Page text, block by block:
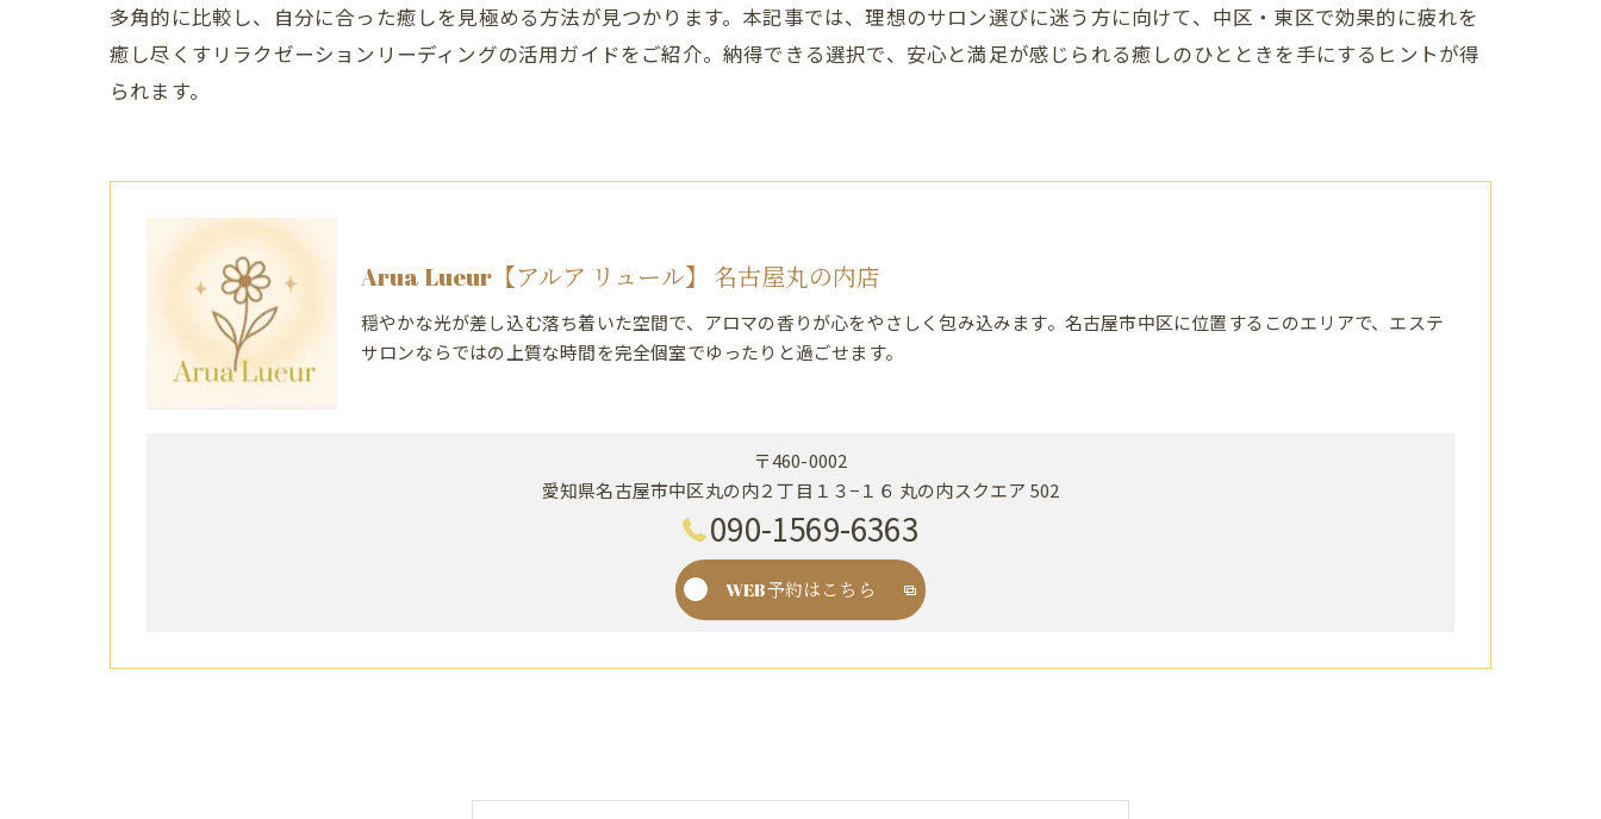
多角的に比較し、自分に合った癒しを見極める方法が見つかります。本記事では、理想のサロン選びに迷う方に向けて、中区・東区で効果的に疲れを
癒し尽くすリラクゼーションリーディングの活用ガイドをご紹介。納得できる選択で、安心と満足が感じられる癒しのひとときを手にするヒントが得
られます。
Arua Lueur【アルア リュール】 名古屋丸の内店
穏やかな光が差し込む落ち着いた空間で、アロマの香りが心をやさしく包み込みます。名古屋市中区に位置するこのエリアで、エステ
サロンならではの上質な時間を完全個室でゆったりと過ごせます。
〒460-0002
愛知県名古屋市中区丸の内２丁目１３−１６ 丸の内スクエア 502
090-1569-6363
WEB予約はこちら